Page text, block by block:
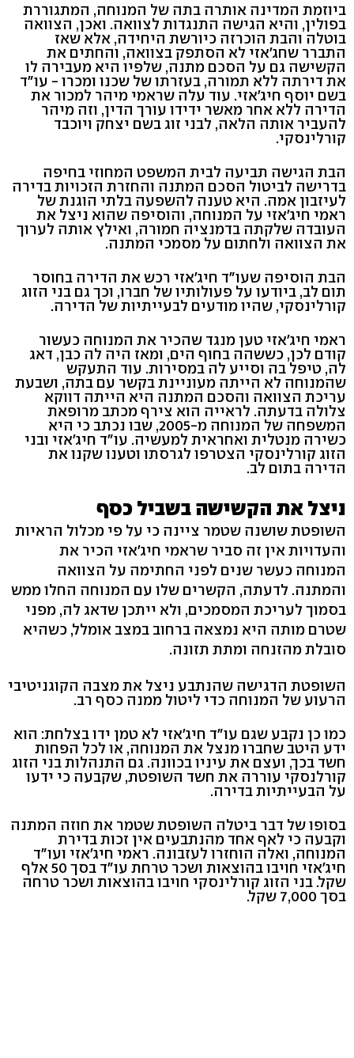
ביוזמת המדינה אותרה בתה של המנוחה, המתגוררת
בפולין, והיא הגישה התנגדות לצוואה. ואכן, הצוואה
בוטלה והבת הוכרזה כיורשת היחידה, אלא שאז
התברר שחג'אזי לא הסתפק בצוואה, והחתים את
הקשישה גם על הסכם מתנה, שלפיו היא מעבירה לו
את דירתה ללא תמורה, בעזרתו של שכנו ומכרו - עו"ד
בשם יוסף חיג'אזי. עוד עלה שראמי מיהר למכור את
הדירה ללא אחר מאשר ידידו עורך הדין, וזה מיהר
להעביר אותה הלאה, לבני זוג בשם יצחק ויוכבד
קורלינסקי.
הבת הגישה תביעה לבית המשפט המחוזי בחיפה
בדרישה לביטול הסכם המתנה והחזרת הזכויות בדירה
לעיזבון אמה. היא טענה להשפעה בלתי הוגנת של
ראמי חיג'אזי על המנוחה, והוסיפה שהוא ניצל את
העובדה שלקתה בדמנציה חמורה, ואילץ אותה לערוך
את הצוואה ולחתום על מסמכי המתנה.
הבת הוסיפה שעו"ד חיג'אזי רכש את הדירה בחוסר
תום לב, ביודעו על פעולותיו של חברו, וכך גם בני הזוג
קורלינסקי, שהיו מודעים לבעייתיות של הדירה.
ראמי חיג'אזי טען מנגד שהכיר את המנוחה כעשור
קודם לכן, כששהה בחוף הים, ומאז היה לה כבן, דאג
לה, טיפל בה וסייע לה במסירות. עוד התעקש
שהמנוחה לא הייתה מעוניינת בקשר עם בתה, ושבעת
עריכת הצוואה והסכם המתנה היא הייתה דווקא
צלולה בדעתה. לראייה הוא צירף מכתב מרופאת
המשפחה של המנוחה מ-2005, שבו נכתב כי היא
כשירה מנטלית ואחראית למעשיה. עו"ד חיג'אזי ובני
הזוג קורלינסקי הצטרפו לגרסתו וטענו שקנו את
הדירה בתום לב.
ניצל את הקשישה בשביל כסף
השופטת שושנה שטמר ציינה כי על פי מכלול הראיות
והעדויות אין זה סביר שראמי חיג'אזי הכיר את
המנוחה כעשר שנים לפני החתימה על הצוואה
והמתנה. לדעתה, הקשרים שלו עם המנוחה החלו ממש
בסמוך לעריכת המסמכים, ולא ייתכן שדאג לה, מפני
שטרם מותה היא נמצאה ברחוב במצב אומלל, כשהיא
סובלת מהזנחה ומתת תזונה.
השופטת הדגישה שהנתבע ניצל את מצבה הקוגניטיבי
הרעוע של המנוחה כדי ליטול ממנה כסף רב.
כמו כן נקבע שגם עו"ד חיג'אזי לא טמן ידו בצלחת: הוא
ידע היטב שחברו מנצל את המנוחה, או לכל הפחות
חשד בכך, ועצם את עיניו בכוונה. גם התנהלות בני הזוג
קורלנסקי עוררה את חשד השופטת, שקבעה כי ידעו
על הבעייתיות בדירה.
בסופו של דבר ביטלה השופטת שטמר את חוזה המתנה
וקבעה כי לאף אחד מהנתבעים אין זכות בדירת
המנוחה, ואלה הוחזרו לעזבונה. ראמי חיג'אזי ועו"ד
חיג'אזי חויבו בהוצאות ושכר טרחת עו"ד בסך 50 אלף
שקל. בני הזוג קורלינסקי חויבו בהוצאות ושכר טרחה
בסך 7,000 שקל.